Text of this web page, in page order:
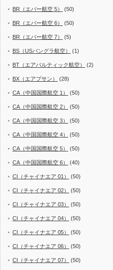
BR（エバー航空 5） (50)
BR（エバー航空 6） (50)
BR（エバー航空 7） (5)
BS（USバングラ航空） (1)
BT（エアバルティック航空） (2)
BX（エアプサン） (28)
CA（中国国際航空 1） (50)
CA（中国国際航空 2） (50)
CA（中国国際航空 3） (50)
CA（中国国際航空 4） (50)
CA（中国国際航空 5） (50)
CA（中国国際航空 6） (40)
CI（チャイナエア 01） (50)
CI（チャイナエア 02） (50)
CI（チャイナエア 03） (50)
CI（チャイナエア 04） (50)
CI（チャイナエア 05） (50)
CI（チャイナエア 06） (50)
CI（チャイナエア 07） (50)